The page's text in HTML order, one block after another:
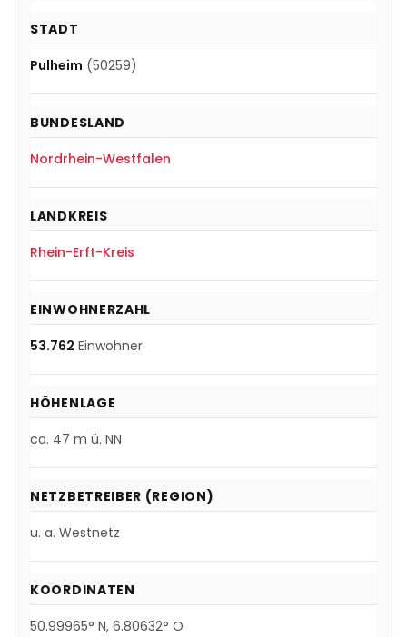
STADT
Pulheim (50259)
BUNDESLAND
Nordrhein-Westfalen
LANDKREIS
Rhein-Erft-Kreis
EINWOHNERZAHL
53.762 Einwohner
HÖHENLAGE
ca. 47 m ü. NN
NETZBETREIBER (REGION)
u. a. Westnetz
KOORDINATEN
50.99965° N, 6.80632° O